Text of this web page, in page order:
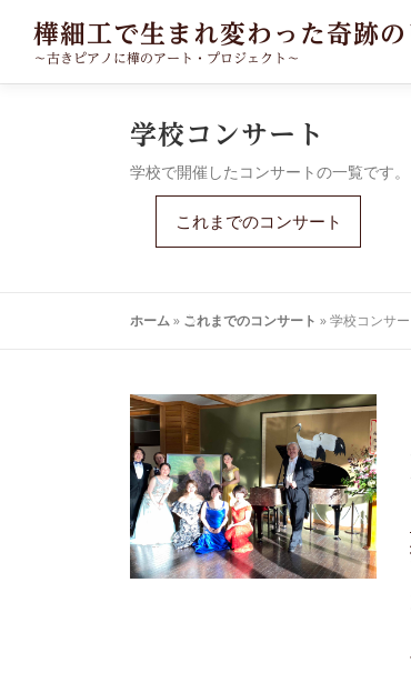
ン
樺細工で生まれ変わった奇跡の
～古きピアノに樺のアート・プロジェクト～
学校コンサート
学校で開催したコンサートの一覧です。
これまでのコンサート
ホーム» これまでのコンサート »学校コンサー